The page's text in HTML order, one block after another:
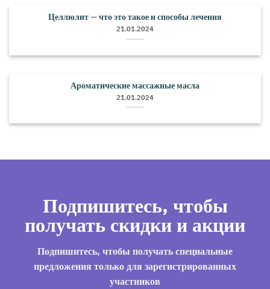
Целлюлит — что это такое и способы лечения
21.01.2024
Ароматические массажные масла
21.01.2024
Подпишитесь, чтобы
получать скидки и акции
Подпишитесь, чтобы получать специальные
предложения только для зарегистрированных
участников